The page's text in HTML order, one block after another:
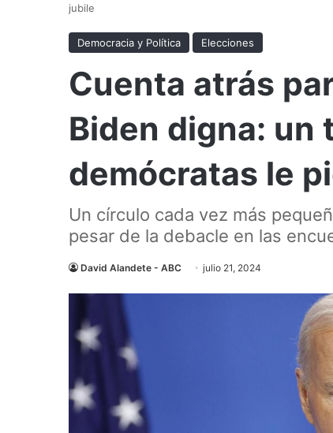
jubile
Democracia y Política Elecciones
Cuenta atrás
Biden digna: un
demócratas le
Un círculo cada vez más
pesar de la debacle en las
David Alandete - ABC julio 21, 2024